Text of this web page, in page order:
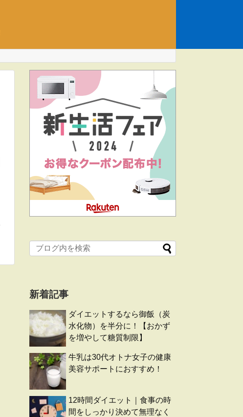
新着記事
ダイエットするなら御飯（炭
水化物）を半分に！【おかず
を増やして糖質制限】
牛乳は30代オトナ女子の健康
美容サポートにおすすめ！
12時間ダイエット｜食事の時
間をしっかり決めて無理なく